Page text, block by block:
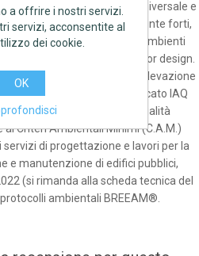
e riprese. Di impiego universale e
è tinteggiabile anche nelle tinte forti,
apprezzata per ambienti
colore nell'ambito dell'interior design.
ai limiti di soglia di rilevazione
aggiunta). Con certificato IAQ
“A+”. Con certificazione di qualità
Criteri Ambientali Minimi (C.A.M.)
servizi di progettazione e lavori per la
e manutenzione di edifici pubblici,
(si rimanda alla scheda tecnica del
ambientali BREEAM®.
a offrire i nostri servizi.
servizi, acconsentite al
dei cookie.
OK